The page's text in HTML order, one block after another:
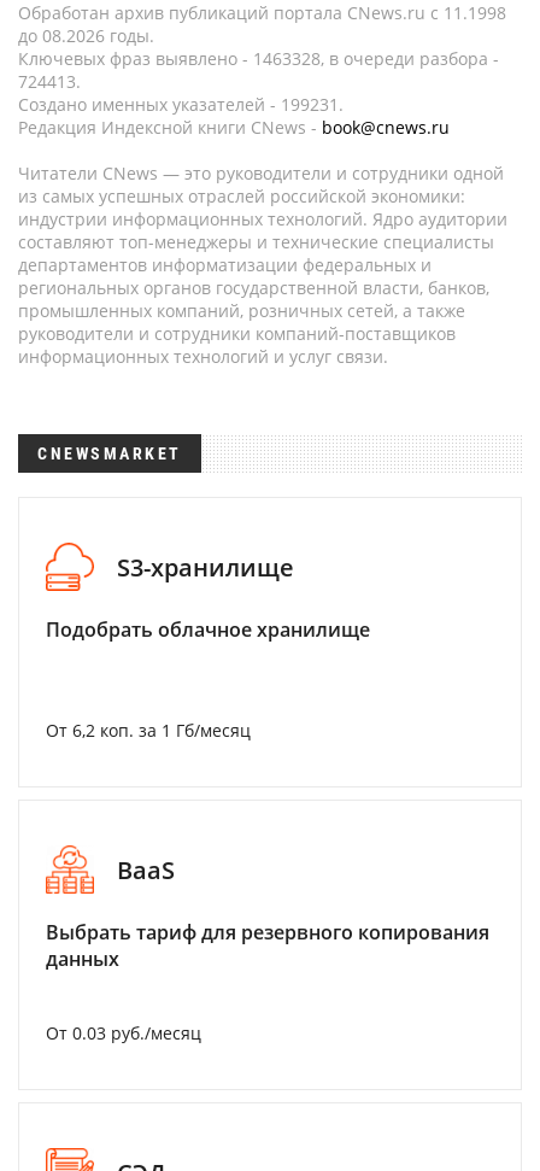
Обработан архив публикаций портала CNews.ru c 11.1998
до 08.2026 годы.
Ключевых фраз выявлено - 1463328, в очереди разбора -
724413.
Создано именных указателей - 199231.
Редакция Индексной книги CNews - book@cnews.ru
Читатели CNews — это руководители и сотрудники одной
из самых успешных отраслей российской экономики:
индустрии информационных технологий. Ядро аудитории
составляют топ-менеджеры и технические специалисты
департаментов информатизации федеральных и
региональных органов государственной власти, банков,
промышленных компаний, розничных сетей, а также
руководители и сотрудники компаний-поставщиков
информационных технологий и услуг связи.
CNEWSMARKET
S3-хранилище
Подобрать облачное хранилище
От 6,2 коп. за 1 Гб/месяц
BaaS
Выбрать тариф для резервного копирования
данных
От 0.03 руб./месяц